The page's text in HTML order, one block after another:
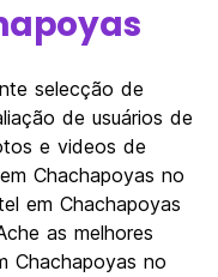
selecção de
de usuários de
e videos de
Chachapoyas no
em Chachapoyas
as melhores
Chachapoyas no